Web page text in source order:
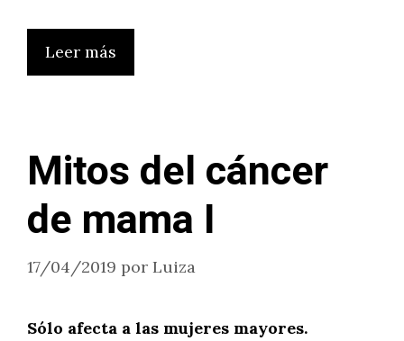
Leer más
Mitos del cáncer
de mama I
17/04/2019 por Luiza
Sólo afecta a las mujeres mayores.